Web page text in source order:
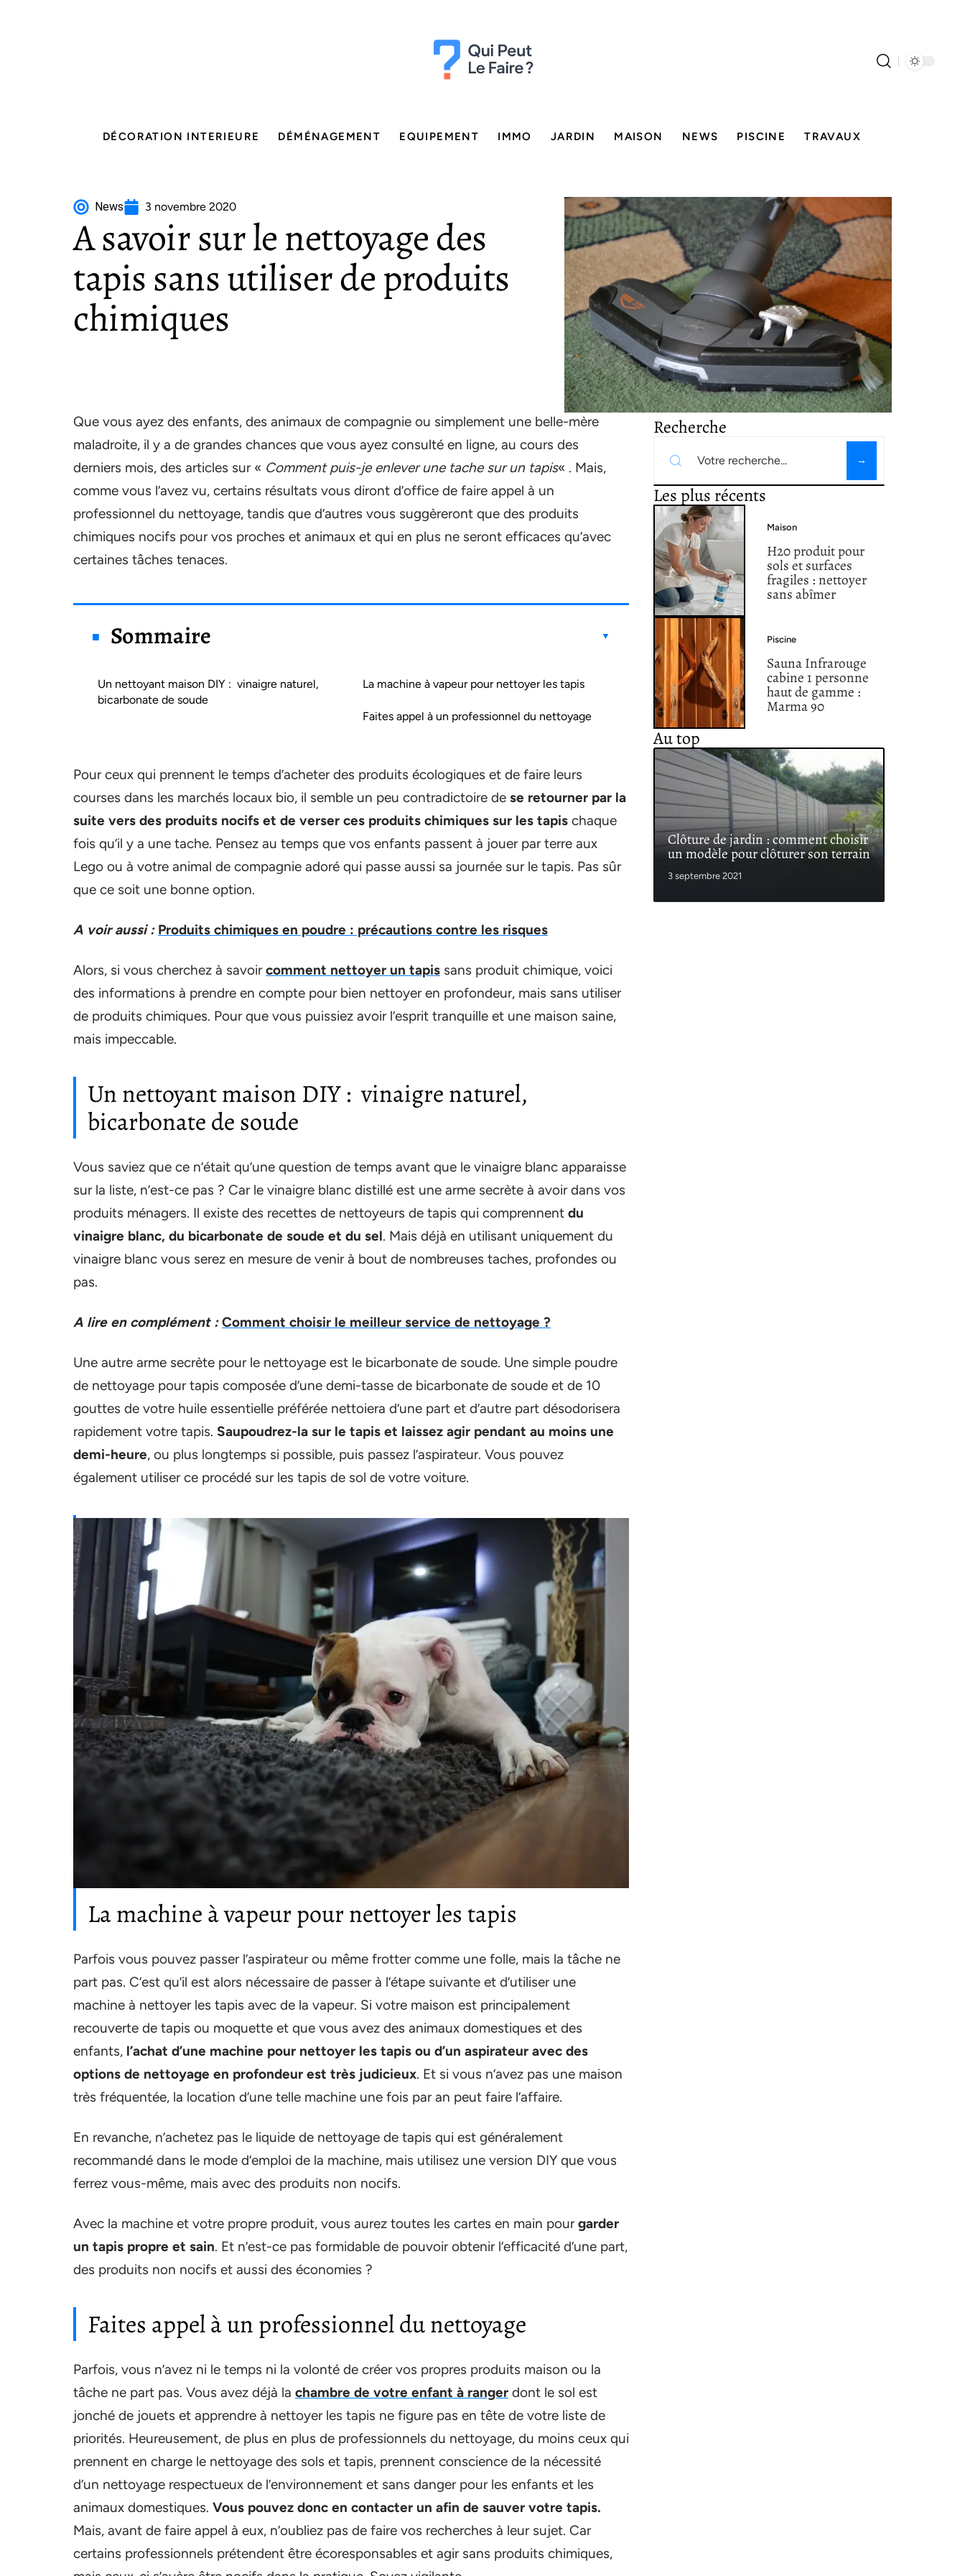
DÉCORATION INTERIEURE DÉMÉNAGEMENT EQUIPEMENT IMMO JARDIN MAISON NEWS PISCINE TRAVAUX
News 3 novembre 2020
A savoir sur le nettoyage des
tapis sans utiliser de produits
chimiques
Que vous ayez des enfants, des animaux de compagnie ou simplement une belle-mère
maladroite, il y a de grandes chances que vous ayez consulté en ligne, au cours des
derniers mois, des articles sur « Comment puis-je enlever une tache sur un tapis« . Mais,
comme vous l’avez vu, certains résultats vous diront d’office de faire appel à un
professionnel du nettoyage, tandis que d’autres vous suggèreront que des produits
chimiques nocifs pour vos proches et animaux et qui en plus ne seront efficaces qu’avec
certaines tâches tenaces.
Sommaire
Un nettoyant maison DIY : vinaigre naturel,
bicarbonate de soude
La machine à vapeur pour nettoyer les tapis
Faites appel à un professionnel du nettoyage
Pour ceux qui prennent le temps d’acheter des produits écologiques et de faire leurs
courses dans les marchés locaux bio, il semble un peu contradictoire de se retourner par la
suite vers des produits nocifs et de verser ces produits chimiques sur les tapis chaque
fois qu’il y a une tache. Pensez au temps que vos enfants passent à jouer par terre aux
Lego ou à votre animal de compagnie adoré qui passe aussi sa journée sur le tapis. Pas sûr
que ce soit une bonne option.
A voir aussi : Produits chimiques en poudre : précautions contre les risques
Alors, si vous cherchez à savoircomment nettoyer un tapis sans produit chimique, voici
des informations à prendre en compte pour bien nettoyer en profondeur, mais sans utiliser
de produits chimiques. Pour que vous puissiez avoir l’esprit tranquille et une maison saine,
mais impeccable.
Un nettoyant maison DIY : vinaigre naturel,
bicarbonate de soude
Vous saviez que ce n’était qu’une question de temps avant que le vinaigre blanc apparaisse
sur la liste, n’est-ce pas ? Car le vinaigre blanc distillé est une arme secrète à avoir dans vos
produits ménagers. Il existe des recettes de nettoyeurs de tapis qui comprennent du
vinaigre blanc, du bicarbonate de soude et du sel. Mais déjà en utilisant uniquement du
vinaigre blanc vous serez en mesure de venir à bout de nombreuses taches, profondes ou
pas.
A lire en complément : Comment choisir le meilleur service de nettoyage ?
Une autre arme secrète pour le nettoyage est le bicarbonate de soude. Une simple poudre
de nettoyage pour tapis composée d’une demi-tasse de bicarbonate de soude et de 10
gouttes de votre huile essentielle préférée nettoiera d’une part et d’autre part désodorisera
rapidement votre tapis. Saupoudrez-la sur le tapis et laissez agir pendant au moins une
demi-heure, ou plus longtemps si possible, puis passez l’aspirateur. Vous pouvez
également utiliser ce procédé sur les tapis de sol de votre voiture.
La machine à vapeur pour nettoyer les tapis
Parfois vous pouvez passer l’aspirateur ou même frotter comme une folle, mais la tâche ne
part pas. C’est qu’il est alors nécessaire de passer à l’étape suivante et d’utiliser une
machine à nettoyer les tapis avec de la vapeur. Si votre maison est principalement
recouverte de tapis ou moquette et que vous avez des animaux domestiques et des
enfants, l’achat d’une machine pour nettoyer les tapis ou d’un aspirateur avec des
options de nettoyage en profondeur est très judicieux. Et si vous n’avez pas une maison
très fréquentée, la location d’une telle machine une fois par an peut faire l’affaire.
En revanche, n’achetez pas le liquide de nettoyage de tapis qui est généralement
recommandé dans le mode d’emploi de la machine, mais utilisez une version DIY que vous
ferrez vous-même, mais avec des produits non nocifs.
Avec la machine et votre propre produit, vous aurez toutes les cartes en main pourgarder
un tapis propre et sain. Et n’est-ce pas formidable de pouvoir obtenir l’efficacité d’une part,
des produits non nocifs et aussi des économies ?
Faites appel à un professionnel du nettoyage
Parfois, vous n’avez ni le temps ni la volonté de créer vos propres produits maison ou la
tâche ne part pas. Vous avez déjà la chambre de votre enfant à ranger dont le sol est
jonché de jouets et apprendre à nettoyer les tapis ne figure pas en tête de votre liste de
priorités. Heureusement, de plus en plus de professionnels du nettoyage, du moins ceux qui
prennent en charge le nettoyage des sols et tapis, prennent conscience de la nécessité
d’un nettoyage respectueux de l’environnement et sans danger pour les enfants et les
animaux domestiques. Vous pouvez donc en contacter un afin de sauver votre tapis.
Mais, avant de faire appel à eux, n’oubliez pas de faire vos recherches à leur sujet. Car
certains professionnels prétendent être écoresponsables et agir sans produits chimiques,
Recherche
Les plus récents
Maison
H20 produit pour
sols et surfaces
fragiles : nettoyer
sans abîmer
Piscine
Sauna Infrarouge
cabine 1 personne
haut de gamme :
Marma 90
Au top
Clôture de jardin : comment choisir
un modèle pour clôturer son terrain
3 septembre 2021